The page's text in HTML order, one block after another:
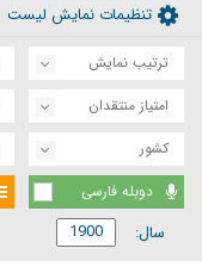
تنظیمات نمایش لیست
ترتیب نمایش
امتیاز منتقدان
کشور
دوبله فارسی
سال: